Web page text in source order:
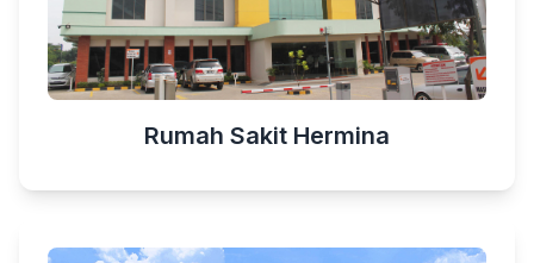
Rumah Sakit Hermina